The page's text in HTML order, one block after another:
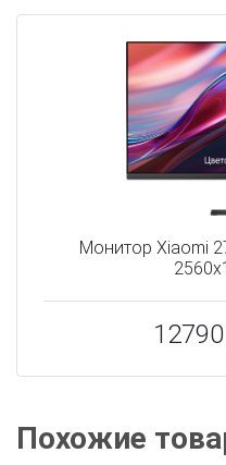
Монитор Xiaomi
Похожие